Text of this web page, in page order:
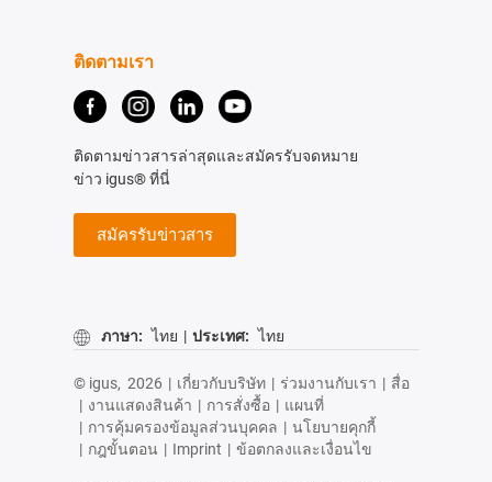
ติดตามเรา
ติดตามข่าวสารล่าสุดและสมัครรับจดหมาย
ข่าว igus® ที่นี่
สมัครรับข่าวสาร
ภาษา: ไทย | ประเทศ: ไทย
© igus, 2026 | เกี่ยวกับบริษัท | ร่วมงานกับเรา | สื่อ
| งานแสดงสินค้า | การสั่งซื้อ | แผนที่
| การคุ้มครองข้อมูลส่วนบุคคล | นโยบายคุกกี้
| กฎขั้นตอน | Imprint | ข้อตกลงและเงื่อนไข